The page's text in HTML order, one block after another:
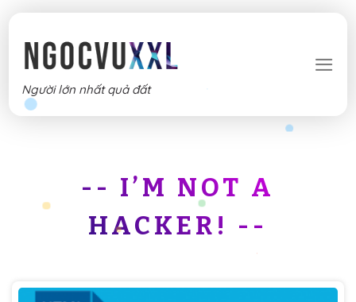
content
Người lớn nhất quả đất
I’M NOT A
HACKER!